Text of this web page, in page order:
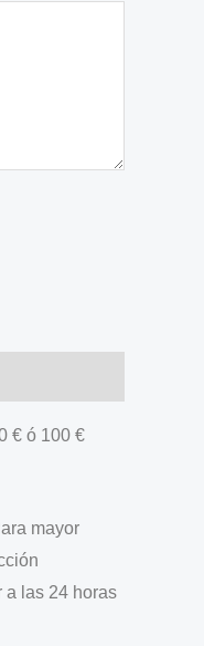
€ ó 100 €
mayor
a las 24 horas